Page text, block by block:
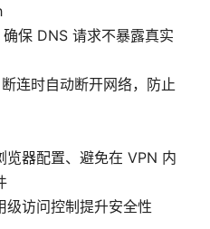
保 DNS 请求不暴露真实
连时自动断开网络，防止
览器配置、避免在 VPN 内
级访问控制提升安全性